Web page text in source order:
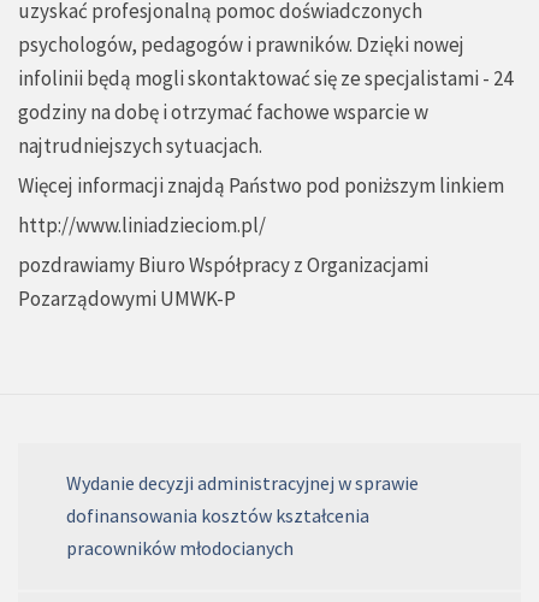
uzyskać profesjonalną pomoc doświadczonych
psychologów, pedagogów i prawników. Dzięki nowej
infolinii będą mogli skontaktować się ze specjalistami - 24
godziny na dobę i otrzymać fachowe wsparcie w
najtrudniejszych sytuacjach.
Więcej informacji znajdą Państwo pod poniższym linkiem
http://www.liniadzieciom.pl/
pozdrawiamy Biuro Współpracy z Organizacjami
Pozarządowymi UMWK-P
Wydanie decyzji administracyjnej w sprawie
dofinansowania kosztów kształcenia
pracowników młodocianych